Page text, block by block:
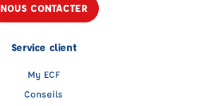
NOUS CONTACTER
Service client
My ECF
Conseils